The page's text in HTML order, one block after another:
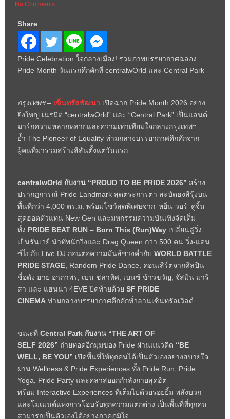
No Comments
Share
Pride Celebration ใจกลางเมือง! รวมภาพบรรยากาศฉลอง
Pride Month วันแรกคึกคักที่ centralwOrld และ Central Park
กรุงเทพฯ – เซ็นทรัลพัฒนา เปิดฉาก Pride Month 2026 อย่าง
ยิ่งใหญ่ เนรมิต “centralwOrld” และ “Central Park” เป็นแลนด์
มาร์กความหลากหลายและความเท่าเทียมใจกลางกรุงเทพฯ
ย้ำ The Pioneer of Equality ท่ามกลางบรรยากาศคึกคักจาก
ผู้คนที่มาร่วมสร้างสีสันตั้งแต่วันแรก
centralwOrld กับงาน “PROUD TO BE PRIDE 2026” สร้าง
ปรากฏการณ์ Pride Landmark สุดตระการตา สะบัดธงสีรุ้งบน
พื้นที่กว่า 4,000 ตร.ม. พร้อมโชว์สุดพิเศษจาก ‘หยิ่น-วอร์‘ คู่จิ้น
สุดฮอตตัวแทน New Gen และมหกรรมความบันเทิงจัดเต็ม
ทั้ง PRIDE BEAT RUN – Born This (Run)Way เปลี่ยนลู่วิ่ง
เป็นรันเวย์ นำทัพนักวิ่งและ Drag Queen กว่า 500 คน วิ่ง-แดน
ซ์ไปกับ Live DJ ก่อนต่อความมันส์ช่วงค่ำกับ WORLD BATTLE
PRIDE STAGE, Random Pride Dance, คอนเสิร์ตจากศิลปิน
ชื่อดัง ฮาย อาภาพร
เบน ชลาทิศ, เบนซ์ ข้าวขวัญ
จัสมิน มาริ
สา และ แฮนน่า 4EVE ปิดท้ายด้วย SF PRIDE
CINEMA ท่ามกลางบรรยากาศคึกคักทั่วลานเซ็นทรัลเวิลด์
ขณะที่ Central Park กับงาน “THE ART OF
SELF 2026” ถ่ายทอดอีกมุมของ Pride ผ่านแนวคิด “BE
WELL, BE YOU” เปิดพื้นที่ให้ทุกคนได้เป็นตัวเองอย่างสบายใจ
ผ่าน Wellness & Pride Experiences ทั้ง Pride Run, Pride
Yoga, Pride Party และคลาสออกกำลังกายสุดฮิต
พร้อม Interactive Experiences ที่เต็มไปด้วยรอยยิ้ม พลังบวก
และโมเมนต์แห่งการโอบรับทุกความแตกต่าง เป็นพื้นที่ที่ทุกคน
สามารถเป็นตัวเองได้อย่างภาคภูมิใจ